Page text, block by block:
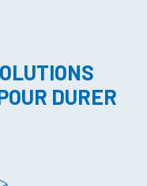
DURER